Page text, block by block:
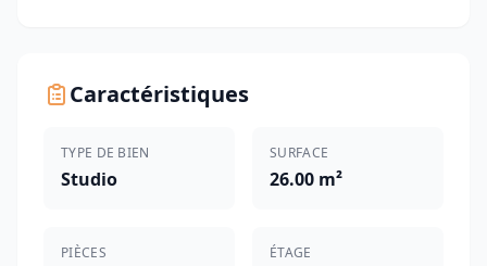
Caractéristiques
TYPE DE BIEN
Studio
SURFACE
26.00 m²
PIÈCES ÉTAGE